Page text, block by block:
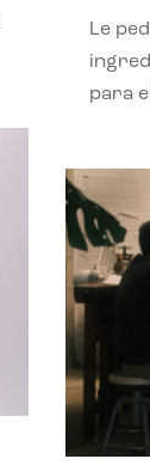
Le
para